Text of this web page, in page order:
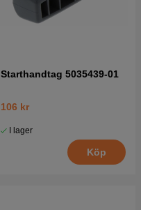
Starthandtag 5035439-01
106 kr
I lager
Köp